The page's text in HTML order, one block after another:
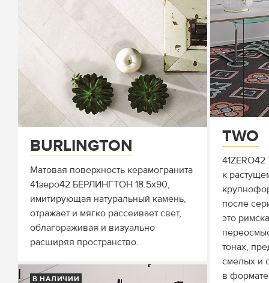
TWO
к
после
это
тонах,
смелых и
в
BURLINGTON
Матовая поверхность керамогранита
41зеро42 БЁРЛИНГТОН 18.5х90,
имитирующая натуральный камень,
отражает и мягко рассеивает свет,
облагораживая и визуально
расширяя пространство.
В НАЛИЧИИ